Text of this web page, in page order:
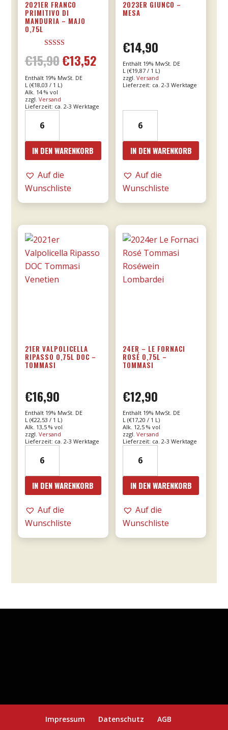
2021ER FRANCO
PRIMITIVO DI
MANDURIA – MAJO
0,75L
5.00
von 5
€15,90 Ursprünglicher
Preis
war:
€13,52Aktueller
ist:
Enthält 19% MwSt. DE
L (€18,03 / 1 L)
Alk. 14 % vol
zzgl. Versand
Lieferzeit: ca. 2-3 Werktage
Franco
Primitivo
Manduria
-
Menge
IN DEN WARENKORB
Auf die
Wunschliste
2023ER GIUNCO –
MESA
€14,90
Enthält 19% MwSt. DE
L (€19,87 / 1 L)
zzgl.Versand
Lieferzeit: ca. 2-3 Werktage
Giunco
-
MESA
Menge
IN DEN WARENKORB
Auf die
Wunschliste
21ER VALPOLICELLA
RIPASSO 0,75L DOC –
TOMMASI
€16,90
Enthält 19% MwSt. DE
L (€22,53 / 1 L)
Alk. 13,5 % vol
zzgl. Versand
Lieferzeit: ca. 2-3 Werktage
Valpolicella
Ripasso
0,75l
DOC
-
IN DEN WARENKORB
Auf die
Wunschliste
24ER – LE FORNACI
ROSÉ 0,75L –
TOMMASI
€12,90
Enthält 19% MwSt. DE
L (€17,20 / 1 L)
Alk. 12,5 % vol
zzgl.Versand
Lieferzeit: ca. 2-3 Werktage
Le
Fornaci
Rosé
0,75l
IN DEN WARENKORB
Auf die
Wunschliste
Impressum Datenschutz
AGB